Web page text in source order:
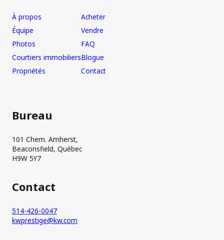
À propos
Équipe
Photos
Courtiers immobiliers
Propriétés
Acheter
Vendre
FAQ
Blogue
Contact
Bureau
101 Chem. Amherst,
Beaconsfield, Québec
H9W 5Y7
Contact
514-426-0047
kwprestige@kw.com